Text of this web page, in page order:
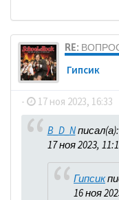
RE:
Гипсик
- 17 ноя 2023, 16:33
B_D_Nписал(а):
17 ноя 2023,
Гипсик
16 ноя